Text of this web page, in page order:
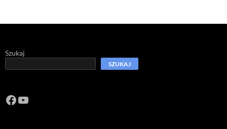
Szukaj
SZUKAJ
Facebook
https://www.youtube.com/channel/